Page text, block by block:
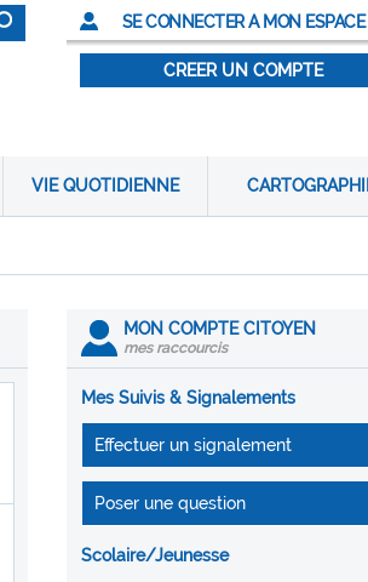
SE CONNECTER A MON ESPACE
CREER UN COMPTE
VIE QUOTIDIENNE
MON COMPTE CITOYEN
mes raccourcis
Mes Suivis & Signalements
Effectuer un signalement
Poser une question
Scolaire/Jeunesse